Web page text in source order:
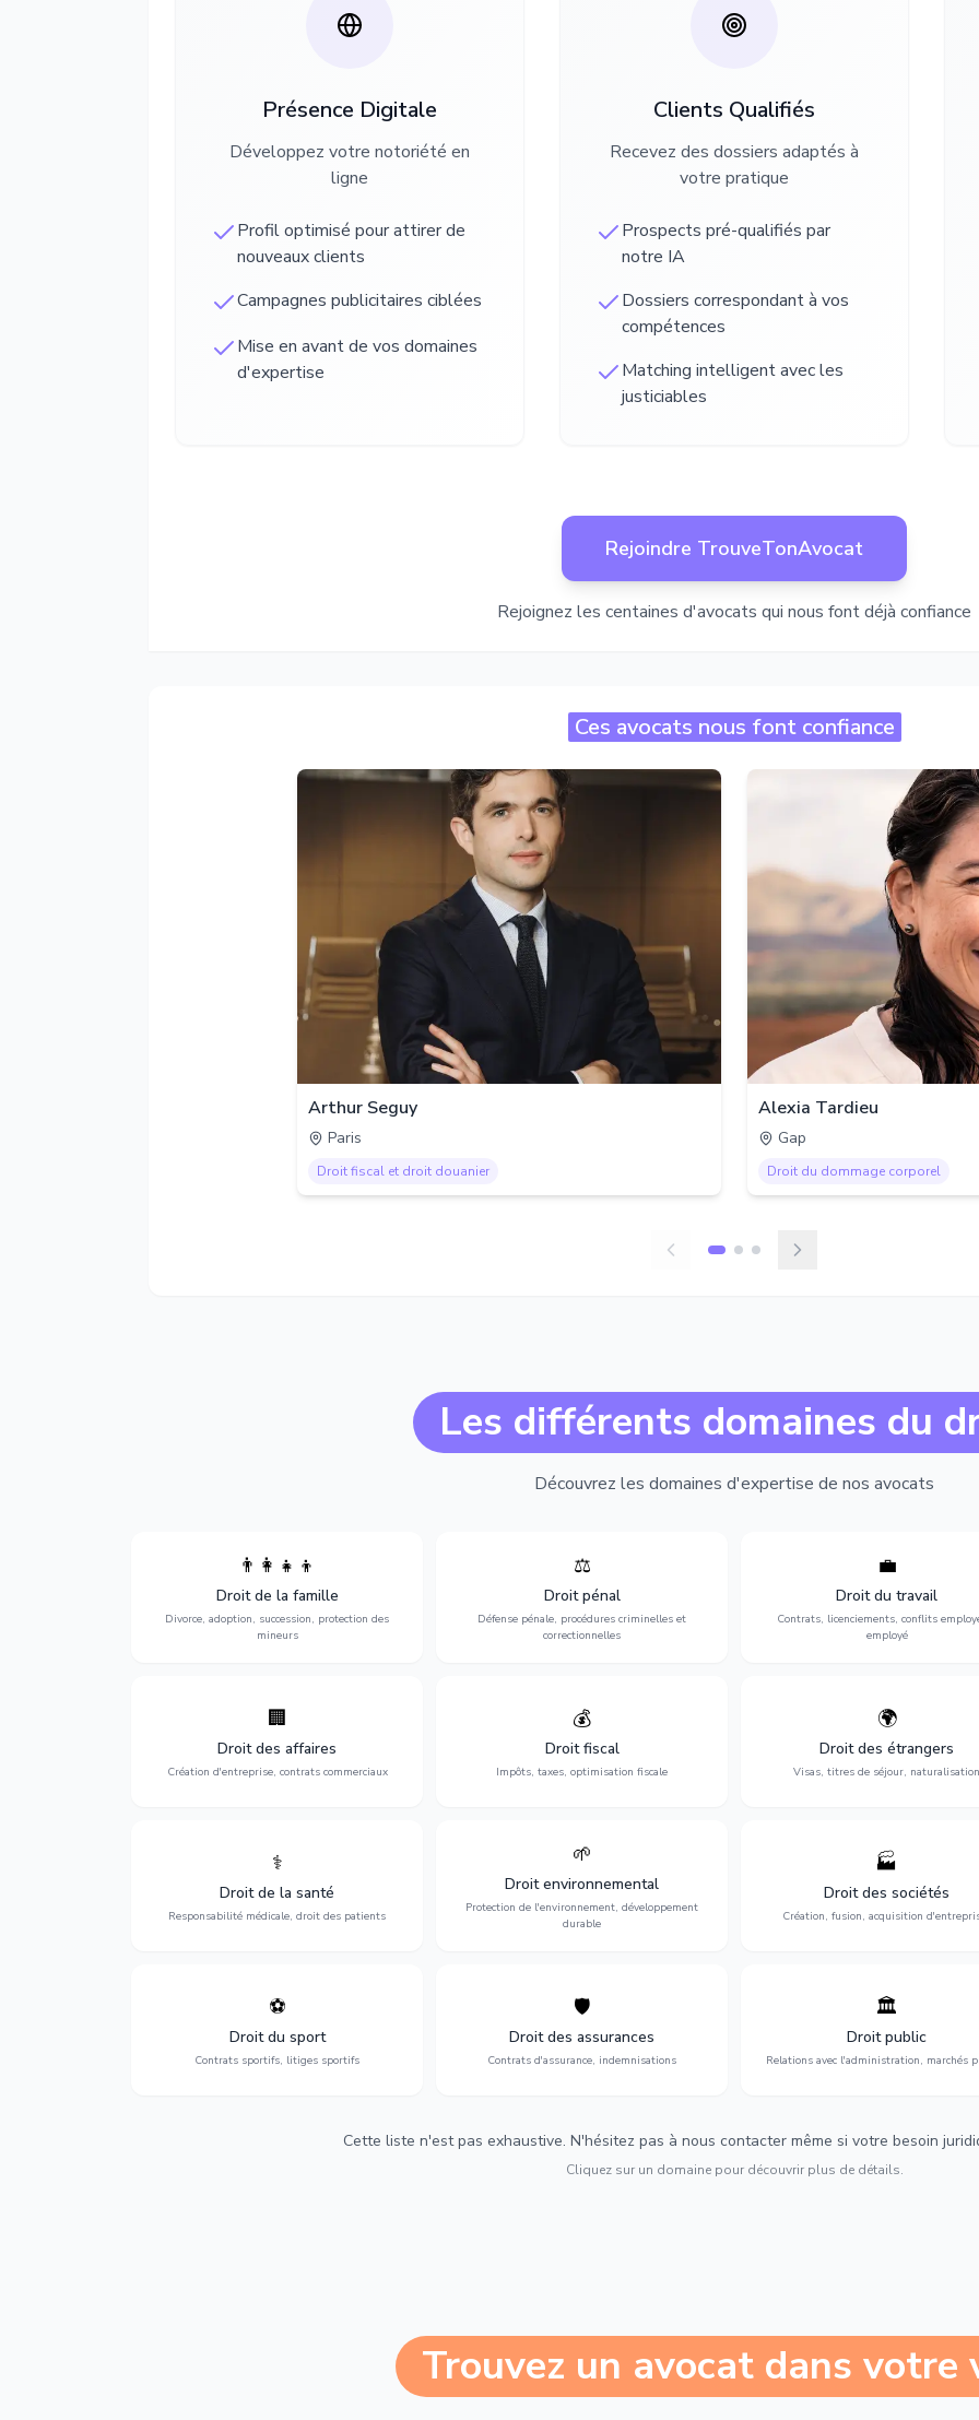
Présence Digitale
Développez votre notoriété en
ligne
Profil optimisé pour attirer de
nouveaux clients
Campagnes publicitaires ciblées
Mise en avant de vos domaines
d'expertise
Clients Qualifiés
Recevez des dossiers adaptés à
votre pratique
Prospects pré-qualifiés par
notre IA
Dossiers correspondant à vos
compétences
Matching intelligent avec les
justiciables
Rejoindre TrouveTonAvocat
Rejoignez les centaines d'avocats qui nous font déjà confiance
Ces avocats nous font confiance
Arthur Seguy
Paris
Droit fiscal et droit douanier
Alexia Tardieu
Gap
Droit du dommage corporel
Les différents domaines du
Découvrez les domaines d'expertise de nos avocats
👨‍👩‍👧‍👦
Droit de la famille
Divorce, adoption, succession, protection des
mineurs
succession et protection des personnes
vulnérables.
⚖️
Droit pénal
Défense pénale, procédures criminelles et
correctionnelles
Expertise en matière pénale, de
l'assistance en garde à vue jusqu'au
procès, pour toute affaire correctionnelle
ou criminelle.
💼
Droit du travail
Contrats, licenciements, conflits
employé
Protection de vos droits au
contrats, licenciements,
discrimination et conflits avec
l'employeur.
🏢
Droit des affaires
Création d'entreprise, contrats commerciaux
Accompagnement complet pour votre
entreprise : création, contrats
commerciaux, concurrence et litiges.
💰
Droit fiscal
Impôts, taxes, optimisation fiscale
Optimisation de votre situation fiscale :
déclarations, contentieux, contrôles
fiscaux et planification.
🌍
Droit des étrangers
Visas, titres de séjour, naturalisation
Obtention de vos droits de séjour :
cartes de séjour, regroupement
naturalisation.
⚕️
Droit de la santé
Responsabilité médicale, droit des patients
Défense de vos droits médicaux : erreurs
médicales, responsabilité des praticiens
et indemnisation.
🌱
Droit environnemental
Protection de l'environnement, développement
durable
environnementale, litiges et
développement durable.
🏭
Droit des sociétés
Création, fusion, acquisition
Structuration de votre société :
fusion-acquisition,
restructuration.
⚽
Droit du sport
Contrats sportifs, litiges sportifs
Expertise en droit sportif : contrats de
sportifs, transferts, sponsoring et
contentieux.
🛡️
Droit des assurances
Contrats d'assurance, indemnisations
Défense de vos intérêts : contrats
d'assurance, sinistres et indemnisations
optimales.
🏛️
Droit public
Relations avec l'administration, marchés
Gestion de vos relations avec
l'administration : marchés
urbanisme et contentieux.
Cette liste n'est pas exhaustive. N'hésitez pas à nous contacter même si votre besoin
Cliquez sur un domaine pour découvrir plus de détails.
Trouvez un avocat dans votre